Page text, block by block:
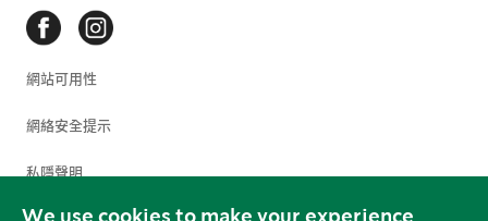
We use cookies to make your experience
網站可用性
網絡安全提示
私隱聲明